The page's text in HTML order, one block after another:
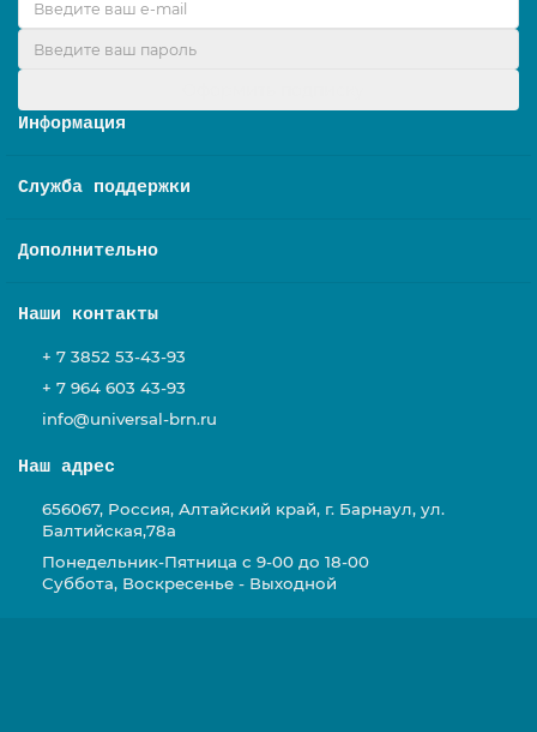
Информация
Служба поддержки
Дополнительно
Наши контакты
+ 7 3852 53-43-93
+ 7 964 603 43-93
info@universal-brn.ru
Наш адрес
656067, Россия, Алтайский край, г. Барнаул, ул.
Балтийская,78а
Понедельник-Пятница с 9-00 до 18-00
Суббота, Воскресенье - Выходной